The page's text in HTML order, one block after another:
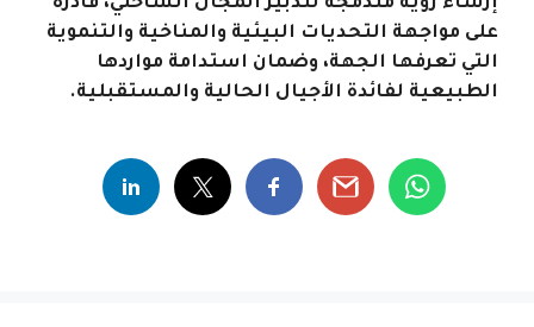
إرساء رؤية مندمجة لتدبير المجال الساحلي، قادرة
على مواجهة التحديات البيئية والمناخية والتنموية
التي تعرفها الجهة، وضمان استدامة مواردها
الطبيعية لفائدة الأجيال الحالية والمستقبلية.